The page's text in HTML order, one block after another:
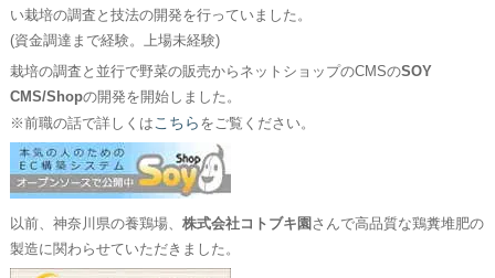
い栽培の調査と技法の開発を行っていました。
(資金調達まで経験。上場未経験)
栽培の調査と並行で野菜の販売からネットショップのCMSのSOY
CMS/Shopの開発を開始しました。
※前職の話で詳しくはこちら をご覧ください。
以前、神奈川県の養鶏場、 株式会社コトブキ園 さんで高品質な鶏糞堆肥の
製造に関わらせていただきました。